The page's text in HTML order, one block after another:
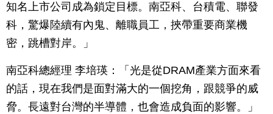
知名上市公司成為鎖定目標。南亞科、台積電、聯發
科，驚爆陸續有內鬼、離職員工，挾帶重要商業機
密，跳槽對岸。」
南亞科總經理 李培瑛：「光是從DRAM產業方面來看
的話，現在我們是面對滿大的一個挖角，跟競爭的威
脅。長遠對台灣的半導體，也會造成負面的影響。」